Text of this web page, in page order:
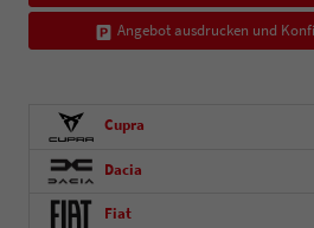
Angebot ausdrucken und
Cupra
Dacia
Fiat